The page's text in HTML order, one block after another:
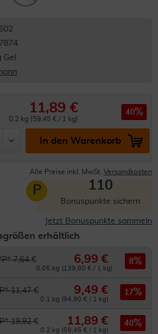
Gel
11,89 €
0.2 kg (59,45 € / 1 kg)
40
In den Warenkorb
Alle Preise inkl. MwSt. Versandkosten
P 110
Bonuspunkte sichern
Jetzt Bonuspunkte sammeln
erhältlich
7,64 € 6,99 €
0.05 kg (139,80 € / 1 kg)
8
11,47 € 9,49 €
0.1 kg (94,90 € / 1 kg)
17
19,92 € 11,89 €
0.2 kg (59,45 € / 1 kg)
40